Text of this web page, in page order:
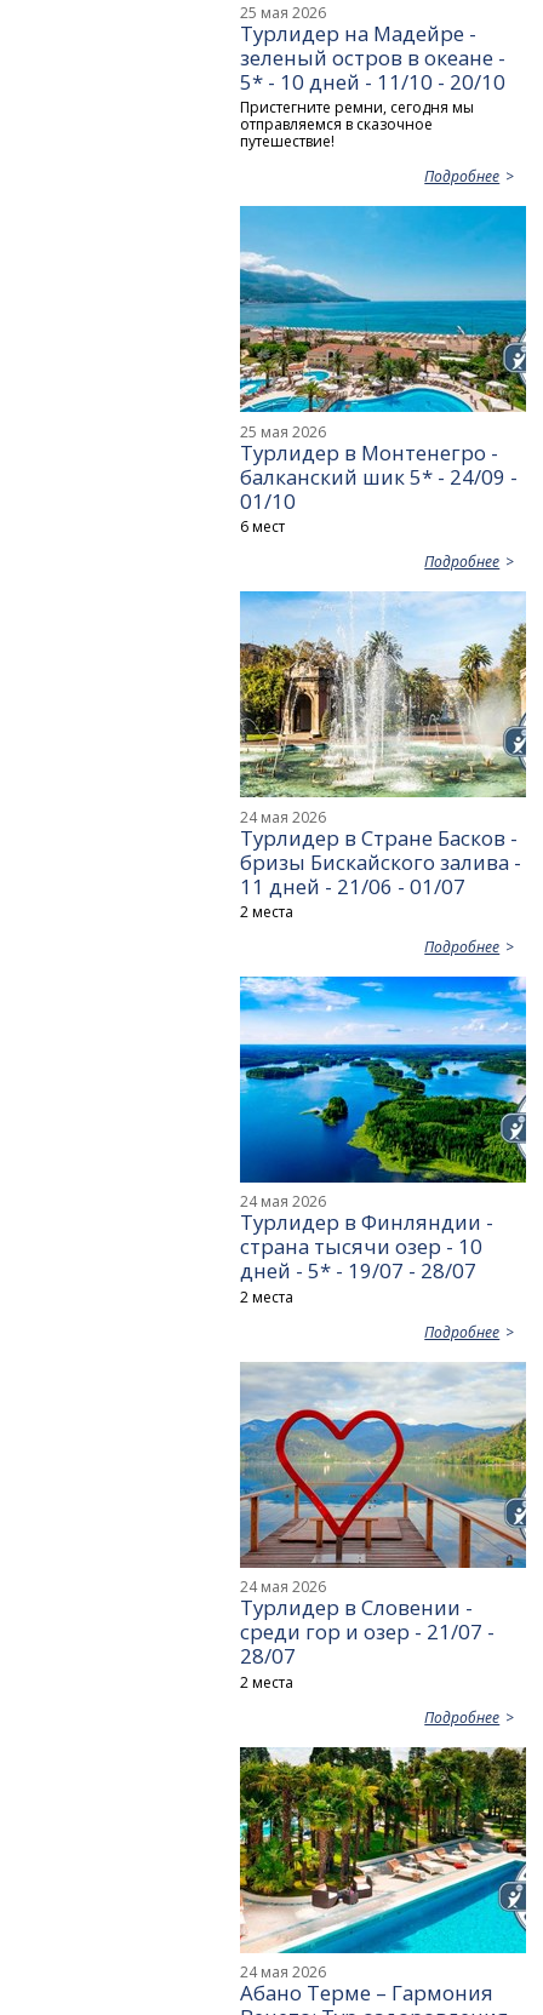
25 мая 2026
Турлидер на Мадейре -
зеленый остров в океане -
5* - 10 дней - 11/10 - 20/10
Пристегните ремни, сегодня мы
отправляемся в сказочное
путешествие!
Подробнее
25 мая 2026
Турлидер в Монтенегро -
балканский шик 5* - 24/09 -
01/10
6 мест
Подробнее
24 мая 2026
Турлидер в Стране Басков -
бризы Бискайского залива -
11 дней - 21/06 - 01/07
2 места
Подробнее
24 мая 2026
Турлидер в Финляндии -
страна тысячи озер - 10
дней - 5* - 19/07 - 28/07
2 места
Подробнее
24 мая 2026
Турлидер в Словении -
среди гор и озер - 21/07 -
28/07
2 места
Подробнее
24 мая 2026
Абано Терме – Гармония